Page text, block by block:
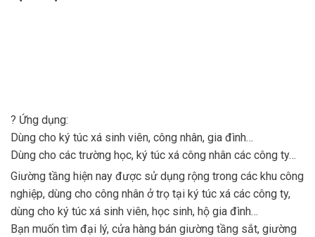
? Ứng dụng:
Dùng cho ký túc xá sinh viên, công nhân, gia đình…
Dùng cho các trường học, ký túc xá công nhân các công ty…
Giường tầng hiện nay được sử dụng rộng trong các khu công
nghiệp, dùng cho công nhân ở trọ tại ký túc xá các công ty,
dùng cho ký túc xá sinh viên, học sinh, hộ gia đình…
Bạn muốn tìm đại lý, cửa hàng bán giường tầng sắt, giường